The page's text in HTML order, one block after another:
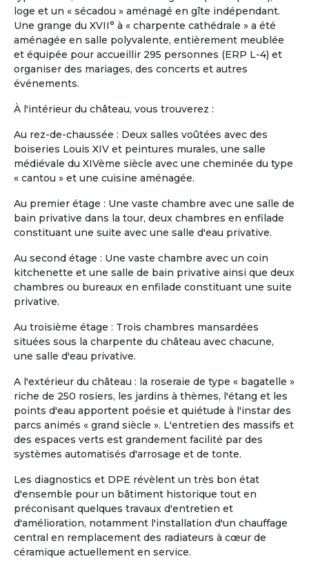
loge et un « sécadou » aménagé en gîte indépendant.
Une grange du XVII° à « charpente cathédrale » a été
aménagée en salle polyvalente, entièrement meublée
et équipée pour accueillir 295 personnes (ERP L-4) et
organiser des mariages, des concerts et autres
événements.
À l'intérieur du château, vous trouverez :
Au rez-de-chaussée : Deux salles voûtées avec des
boiseries Louis XIV et peintures murales, une salle
médiévale du XIVème siècle avec une cheminée du type
« cantou » et une cuisine aménagée.
Au premier étage : Une vaste chambre avec une salle de
bain privative dans la tour, deux chambres en enfilade
constituant une suite avec une salle d'eau privative.
Au second étage : Une vaste chambre avec un coin
kitchenette et une salle de bain privative ainsi que deux
chambres ou bureaux en enfilade constituant une suite
privative.
Au troisième étage : Trois chambres mansardées
situées sous la charpente du château avec chacune,
une salle d'eau privative.
A l'extérieur du château : la roseraie de type « bagatelle »
riche de 250 rosiers, les jardins à thèmes, l'étang et les
points d'eau apportent poésie et quiétude à l'instar des
parcs animés « grand siècle ». L'entretien des massifs et
des espaces verts est grandement facilité par des
systèmes automatisés d'arrosage et de tonte.
Les diagnostics et DPE révèlent un très bon état
d'ensemble pour un bâtiment historique tout en
préconisant quelques travaux d'entretien et
d'amélioration, notamment l'installation d'un chauffage
central en remplacement des radiateurs à cœur de
céramique actuellement en service.
chez eux !
Colocation Seniors Maison Partagée
Marrakech Maroc
Et si votre retraite prenait une nouvelle
dimension, entre confort, rencontres et
logement propose une colocation clé en
souhaitant s’installer dans un
environnement à la fois serein, sécurisé et
vivant, tout en conservant leur
indépendance. L’appartement, spacieux et
entièrement meublé, offre : -4 chambres
(possibilité en solo ou en couple) -3 salles
de bain -2 salons confortables -1 espace
salle à manger -1 cuisine équipée -1 grande
terrasse avec jacuzzi Situé au sein d’une
résidence sécurisée 24h/24 et 7j/7,
l’environnement est calme, verdoyant et
agréable à vivre. La résidence est
familles, des jeunes actifs, des couples,
des personnes seules ou encore d’autres
r...
À la une
Slide 1 of 11
11
Maison Partagée
Marrakech, Maroc
A partir de1 750 €/mois